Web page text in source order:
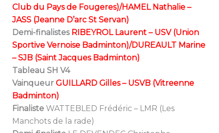
Club du Pays de Fougeres)/HAMEL Nathalie –
JASS (Jeanne D’arc St Servan)
Demi-finalistes RIBEYROL Laurent – USV (Union
Sportive Vernoise Badminton)/DUREAULT Marine
– SJB (Saint Jacques Badminton)
Tableau SH V4
Vainqueur GUILLARD Gilles – USVB (Vitreenne
Badminton)
FinalisteWATTEBLED Frédéric – LMR (Les
Manchots de la rade)